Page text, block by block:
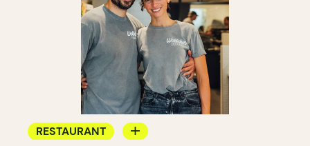
RESTAURANT